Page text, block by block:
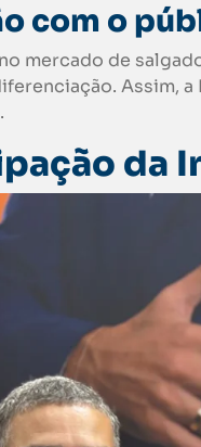
com o
mercado de
Assim,
da